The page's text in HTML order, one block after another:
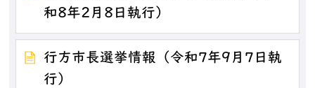
和8年2月8日執行）
行方市長選挙情報（令和7年9月7日執
行）